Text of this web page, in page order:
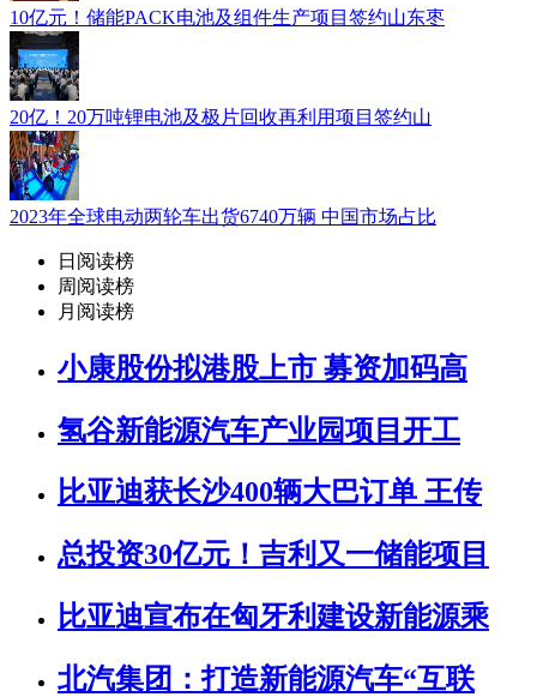
10亿元！储能PACK电池及组件生产项目签约山东枣
20亿！20万吨锂电池及极片回收再利用项目签约山
2023年全球电动两轮车出货6740万辆 中国市场占比
日阅读榜
周阅读榜
月阅读榜
小康股份拟港股上市 募资加码高
氢谷新能源汽车产业园项目开工
比亚迪获长沙400辆大巴订单 王传
总投资30亿元！吉利又一储能项目
比亚迪宣布在匈牙利建设新能源乘
北汽集团：打造新能源汽车“互联